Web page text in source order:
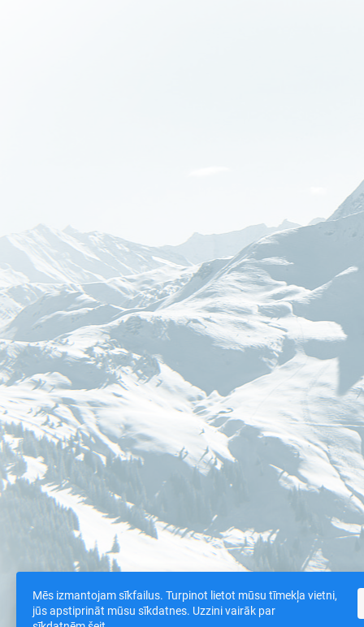
Mēs izmantojam sīkfailus. Turpinot lietot mūsu tīmekļa vietni,
jūs apstiprināt mūsu sīkdatnes. Uzzini vairāk par